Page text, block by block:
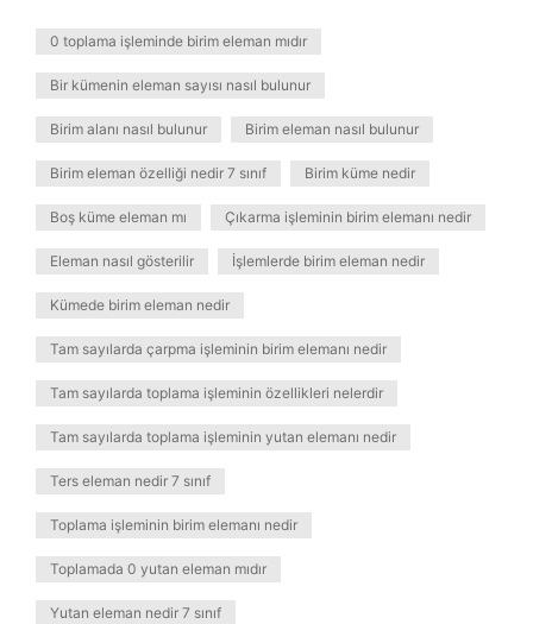
0 toplama işleminde birim eleman mıdır
Bir kümenin eleman sayısı nasıl bulunur
Birim alanı nasıl bulunur Birim eleman nasıl bulunur
Birim eleman özelliği nedir 7 sınıf Birim küme nedir
Boş küme eleman mı Çıkarma işleminin birim elemanı nedir
Eleman nasıl gösterilir İşlemlerde birim eleman nedir
Kümede birim eleman nedir
Tam sayılarda çarpma işleminin birim elemanı nedir
Tam sayılarda toplama işleminin özellikleri nelerdir
Tam sayılarda toplama işleminin yutan elemanı nedir
Ters eleman nedir 7 sınıf
Toplama işleminin birim elemanı nedir
Toplamada 0 yutan eleman mıdır
Yutan eleman nedir 7 sınıf